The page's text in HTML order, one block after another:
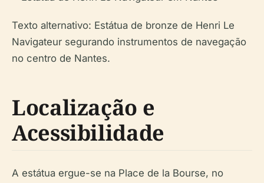
Texto alternativo: Estátua de bronze de Henri Le
Navigateur segurando instrumentos de navegação
no centro de Nantes.
Localização e
Acessibilidade
A estátua ergue-se na Place de la Bourse, no